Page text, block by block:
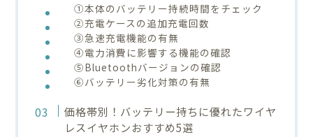
①本体のバッテリー持続時間をチェック
②充電ケースの追加充電回数
③急速充電機能の有無
④電力消費に影響する機能の確認
⑤Bluetoothバージョンの確認
⑥バッテリー劣化対策の有無
価格帯別！バッテリー持ちに優れたワイヤ
レスイヤホンおすすめ5選